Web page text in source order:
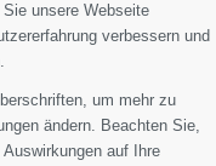
unsere Webseite
verbessern und
um mehr zu
ändern. Beachten Sie,
auf Ihre